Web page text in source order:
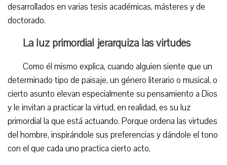
desarrollados en varias tesis académicas, másteres y de
doctorado.
La luz primordial jerarquiza las virtudes
Como él mismo explica, cuando alguien siente que un
determinado tipo de paisaje, un género literario o musical, o
cierto asunto elevan especialmente su pensamiento a Dios
y le invitan a practicar la virtud, en realidad, es su luz
primordial la que está actuando. Porque ordena las virtudes
del hombre, inspirándole sus preferencias y dándole el tono
con el que cada uno practica cierto acto.